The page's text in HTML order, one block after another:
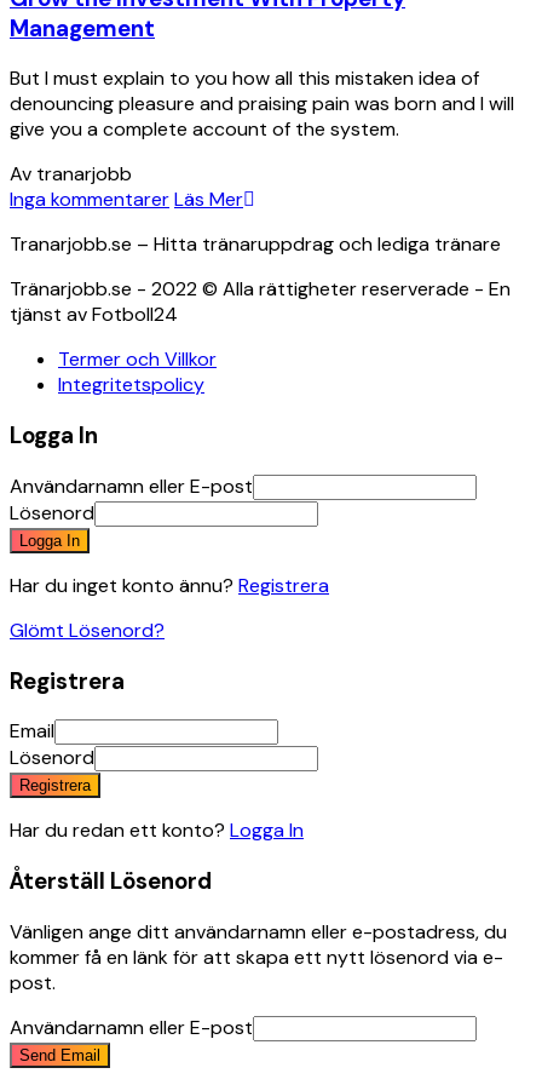
Management
But I must explain to you how all this mistaken idea of
denouncing pleasure and praising pain was born and I will
give you a complete account of the system.
Av tranarjobb
Inga kommentarerLäs Mer
Tranarjobb.se – Hitta tränaruppdrag och lediga tränare
Tränarjobb.se - 2022 © Alla rättigheter reserverade - En
tjänst av Fotboll24
Termer och Villkor
Integritetspolicy
Logga In
Användarnamn eller E-post
Lösenord
Logga In
Har du inget konto ännu? Registrera
Glömt Lösenord?
Registrera
Email
Lösenord
Registrera
Har du redan ett konto? Logga In
Återställ Lösenord
Vänligen ange ditt användarnamn eller e-postadress, du
kommer få en länk för att skapa ett nytt lösenord via e-
post.
Användarnamn eller E-post
Send Email